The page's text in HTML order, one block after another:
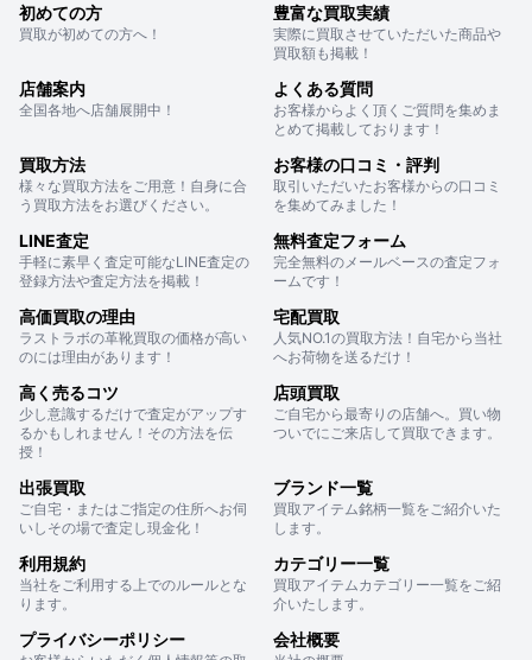
初めての方
買取が初めての方へ！
豊富な買取実績
実際に買取させていただいた商品や
買取額も掲載！
店舗案内
全国各地へ店舗展開中！
よくある質問
お客様からよく頂くご質問を集めま
とめて掲載しております！
買取方法
様々な買取方法をご用意！自身に合
う買取方法をお選びください。
お客様の口コミ・評判
取引いただいたお客様からの口コミ
を集めてみました！
LINE査定
手軽に素早く査定可能なLINE査定の
登録方法や査定方法を掲載！
無料査定フォーム
完全無料のメールベースの査定フォ
ームです！
高価買取の理由
ラストラボの革靴買取の価格が高い
のには理由があります！
宅配買取
人気NO.1の買取方法！自宅から当社
へお荷物を送るだけ！
高く売るコツ
少し意識するだけで査定がアップす
るかもしれません！その方法を伝
授！
店頭買取
ご自宅から最寄りの店舗へ。買い物
ついでにご来店して買取できます。
出張買取
ご自宅・またはご指定の住所へお伺
いしその場で査定し現金化！
ブランド一覧
買取アイテム銘柄一覧をご紹介いた
します。
利用規約
当社をご利用する上でのルールとな
ります。
カテゴリー一覧
買取アイテムカテゴリー一覧をご紹
介いたします。
プライバシーポリシー 会社概要